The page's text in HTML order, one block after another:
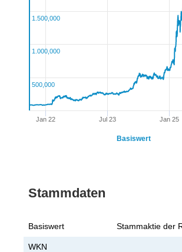
Jan 22 Jul 23 Jan 25
500,000
1.000,000
1.500,000
Basiswert
Stammdaten
Basiswert Stammaktie der
WKN